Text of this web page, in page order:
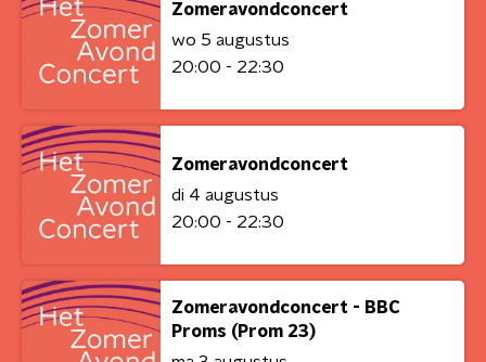
Zomeravondconcert
wo 5 augustus
20:00 - 22:30
Zomeravondconcert
di 4 augustus
20:00 - 22:30
Zomeravondconcert - BBC
Proms (Prom 23)